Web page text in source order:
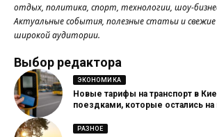
отдых, политика, спорт, технологии, шоу-
Актуальные события, полезные статьи и свежие
широкой аудитории.
Выбор редактора
ЭКОНОМИКА
Новые тарифы на транспорт в
поездками, которые остались на
РАЗНОЕ